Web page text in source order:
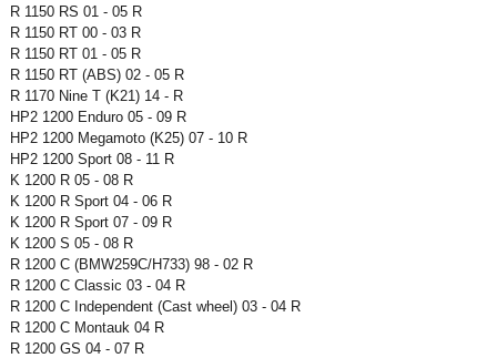
R 1150 RS 01 - 05 R
R 1150 RT 00 - 03 R
R 1150 RT 01 - 05 R
R 1150 RT (ABS) 02 - 05 R
R 1170 Nine T (K21) 14 - R
HP2 1200 Enduro 05 - 09 R
HP2 1200 Megamoto (K25) 07 - 10 R
HP2 1200 Sport 08 - 11 R
K 1200 R 05 - 08 R
K 1200 R Sport 04 - 06 R
K 1200 R Sport 07 - 09 R
K 1200 S 05 - 08 R
R 1200 C (BMW259C/H733) 98 - 02 R
R 1200 C Classic 03 - 04 R
R 1200 C Independent (Cast wheel) 03 - 04 R
R 1200 C Montauk 04 R
R 1200 GS 04 - 07 R